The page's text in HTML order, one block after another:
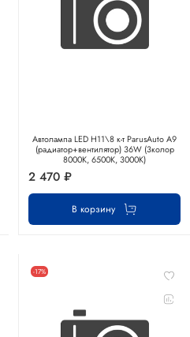
Автолампа LED Н11\8 к-т ParusAuto A9
(радиатор+вентилятор) 36W (3колор
8000К, 6500К, 3000К)
2 470 ₽
В корзину
-17%